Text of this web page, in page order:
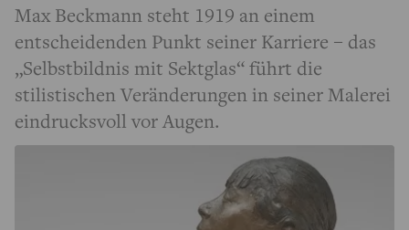
Max Beckmann steht 1919 an einem
entscheidenden Punkt seiner Karriere – das
„Selbstbildnis mit Sektglas“ führt die
stilistischen Veränderungen in seiner Malerei
eindrucksvoll vor Augen.